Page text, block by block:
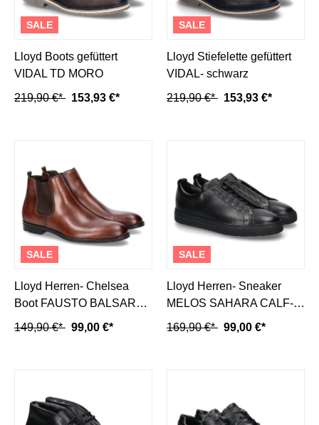
SALE
Lloyd Boots gefüttert
VIDAL TD MORO
219,90 €* 153,93 €*
SALE
Lloyd Stiefelette gefüttert
VIDAL- schwarz
219,90 €* 153,93 €*
SALE
Lloyd Herren- Chelsea
Boot FAUSTO BALSAR
TAMP.- dunkelbraun
149,90 €* 99,00 €*
SALE
Lloyd Herren- Sneaker
MELOS SAHARA CALF-
schwarz
169,90 €* 99,00 €*